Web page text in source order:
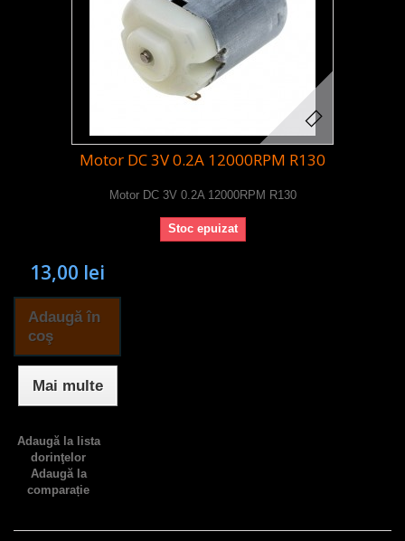
Motor DC 3V 0.2A 12000RPM R130
Motor DC 3V 0.2A 12000RPM R130
Stoc epuizat
13,00 lei
Adaugă în
coş
Mai multe
Adaugă la lista
dorinţelor
Adaugă la
comparație